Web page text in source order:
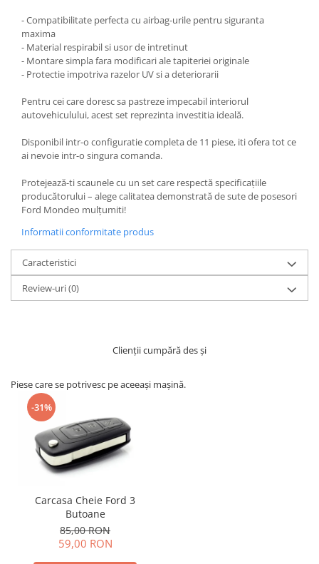
- Compatibilitate perfecta cu airbag-urile pentru siguranta
maxima
- Material respirabil si usor de intretinut
- Montare simpla fara modificari ale tapiteriei originale
- Protectie impotriva razelor UV si a deteriorarii
Pentru cei care doresc sa pastreze impecabil interiorul
autovehiculului, acest set reprezinta investitia ideală.
Disponibil intr-o configuratie completa de 11 piese, iti ofera tot ce
ai nevoie intr-o singura comanda.
Protejează-ti scaunele cu un set care respectă specificațiile
producătorului – alege calitatea demonstrată de sute de posesori
Ford Mondeo mulțumiti!
Informatii conformitate produs
Caracteristici
Review-uri(0)
Clienții cumpără des și
Piese care se potrivesc pe aceeași mașină.
-31%
Carcasa Cheie Ford 3
Butoane
85,00 RON
59,00 RON